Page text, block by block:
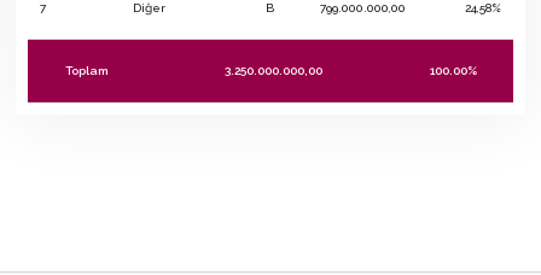
7 Diğer B 799.000.000,00 24,58%
Toplam 3.250.000.000,00 100.00%